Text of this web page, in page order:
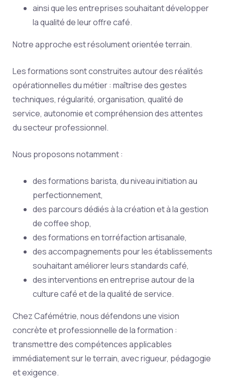
ainsi que les entreprises souhaitant développer
la qualité de leur offre café.
Notre approche est résolument orientée terrain.
Les formations sont construites autour des réalités
opérationnelles du métier : maîtrise des gestes
techniques, régularité, organisation, qualité de
service, autonomie et compréhension des attentes
du secteur professionnel.
Nous proposons notamment :
des formations barista, du niveau initiation au
perfectionnement,
des parcours dédiés à la création et à la gestion
de coffee shop,
des formations en torréfaction artisanale,
des accompagnements pour les établissements
souhaitant améliorer leurs standards café,
des interventions en entreprise autour de la
culture café et de la qualité de service.
Chez Cafémétrie, nous défendons une vision
concrète et professionnelle de la formation :
transmettre des compétences applicables
immédiatement sur le terrain, avec rigueur, pédagogie
et exigence.